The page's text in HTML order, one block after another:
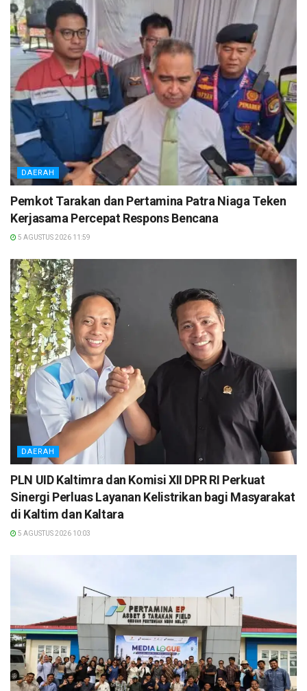
DAERAH
Pemkot Tarakan dan Pertamina Patra Niaga Teken
Kerjasama Percepat Respons Bencana
5 AGUSTUS 2026 11:59
DAERAH
PLN UID Kaltimra dan Komisi XII DPR RI Perkuat
Sinergi Perluas Layanan Kelistrikan bagi Masyarakat
di Kaltim dan Kaltara
5 AGUSTUS 2026 10:03